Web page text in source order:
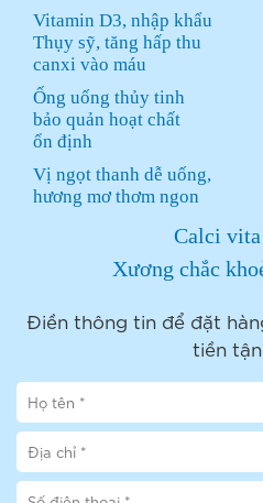
Vitamin D3, nhập khẩu
Thụy sỹ, tăng hấp thu
canxi vào máu
Ống uống thủy tinh
bảo quản hoạt chất
ổn định
Vị ngọt thanh dễ uống,
hương mơ thơm ngon
Calci
Xương chắc
Điền thông tin để đặt
tiền